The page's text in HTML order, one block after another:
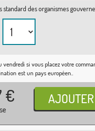
standard des organismes
vendredi si vous placez votre
est un pays européen..
€